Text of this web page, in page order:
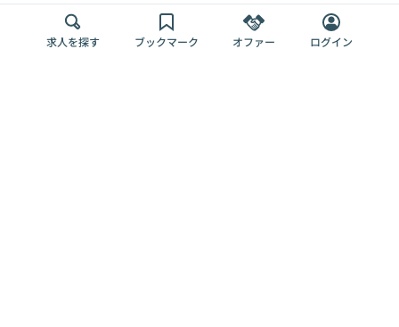
求人を探す ブックマーク オファー ログイン